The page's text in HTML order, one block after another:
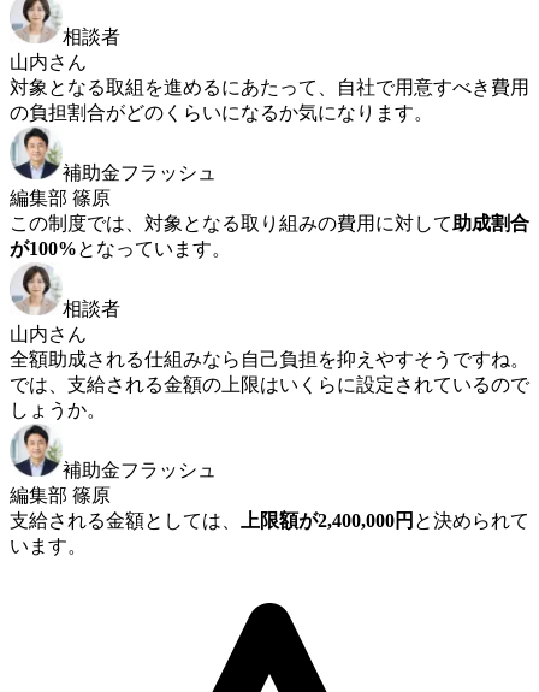
相談者
山内さん
対象となる取組を進めるにあたって、自社で用意すべき費用
の負担割合がどのくらいになるか気になります。
補助金フラッシュ
編集部 篠原
この制度では、対象となる取り組みの費用に対して助成割合
が100%となっています。
相談者
山内さん
全額助成される仕組みなら自己負担を抑えやすそうですね。
では、支給される金額の上限はいくらに設定されているので
しょうか。
補助金フラッシュ
編集部 篠原
支給される金額としては、
上限額が2,400,000円 と決められて
います。